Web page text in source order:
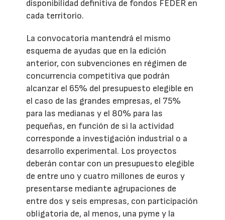
disponibilidad definitiva de fondos FEDER en
cada territorio.
La convocatoria mantendrá el mismo
esquema de ayudas que en la edición
anterior, con subvenciones en régimen de
concurrencia competitiva que podrán
alcanzar el 65% del presupuesto elegible en
el caso de las grandes empresas, el 75%
para las medianas y el 80% para las
pequeñas, en función de si la actividad
corresponde a investigación industrial o a
desarrollo experimental. Los proyectos
deberán contar con un presupuesto elegible
de entre uno y cuatro millones de euros y
presentarse mediante agrupaciones de
entre dos y seis empresas, con participación
obligatoria de, al menos, una pyme y la